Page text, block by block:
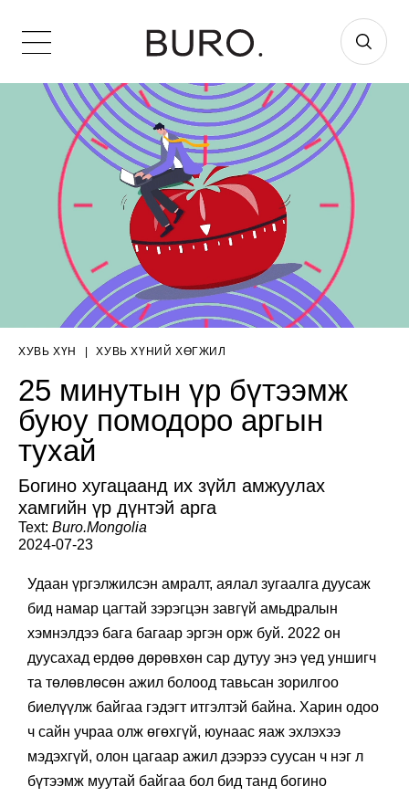
ХУВЬ ХҮН ХУВЬ ХҮНИЙ ХӨГЖИЛ
25 минутын үр бүтээмж
буюу помодоро аргын
тухай
Богино хугацаанд их зүйл амжуулах
хамгийн үр дүнтэй арга
Text: Buro.Mongolia
2024-07-23
Удаан үргэлжилсэн амралт, аялал зугаалга дуусаж
бид намар цагтай зэрэгцэн завгүй амьдралын
хэмнэлдээ бага багаар эргэн орж буй. 2022 он
дуусахад ердөө дөрөвхөн сар дутуу энэ үед уншигч
та төлөвлөсөн ажил болоод тавьсан зорилгоо
биелүүлж байгаа гэдэгт итгэлтэй байна. Харин одоо
ч сайн учраа олж өгөхгүй, юунаас яаж эхлэхээ
мэдэхгүй, олон цагаар ажил дээрээ суусан ч нэг л
бүтээмж муутай байгаа бол бид танд богино